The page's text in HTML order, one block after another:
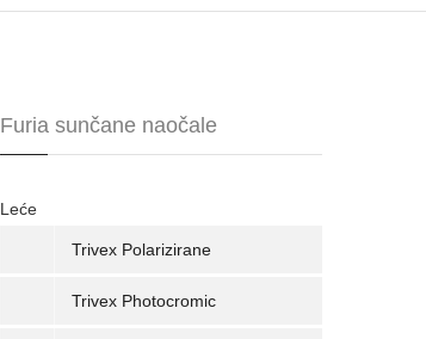
Furia sunčane naočale
Leće
Trivex Polarizirane
Trivex Photocromic